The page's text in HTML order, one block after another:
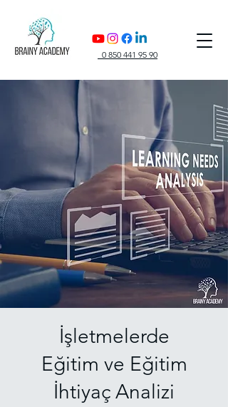
0 850 441 95 90
İşletmelerde
Eğitim ve Eğitim
İhtiyaç Analizi